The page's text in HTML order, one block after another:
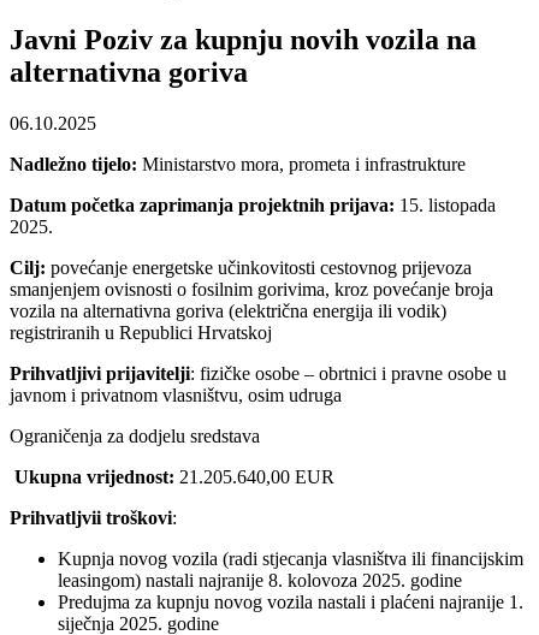
Javni Poziv za kupnju novih vozila na
alternativna goriva
06.10.2025
Nadležno tijelo: Ministarstvo mora, prometa i infrastrukture
Datum početka zaprimanja projektnih prijava: 15. listopada
2025.
Cilj: povećanje energetske učinkovitosti cestovnog prijevoza
smanjenjem ovisnosti o fosilnim gorivima, kroz povećanje broja
vozila na alternativna goriva (električna energija ili vodik)
registriranih u Republici Hrvatskoj
Prihvatljivi prijavitelji: fizičke osobe – obrtnici i pravne osobe u
javnom i privatnom vlasništvu, osim udruga
Ograničenja za dodjelu sredstava
Ukupna vrijednost: 21.205.640,00 EUR
Prihvatljvii troškovi:
Kupnja novog vozila (radi stjecanja vlasništva ili financijskim
leasingom) nastali najranije 8. kolovoza 2025. godine
Predujma za kupnju novog vozila nastali i plaćeni najranije 1.
siječnja 2025. godine